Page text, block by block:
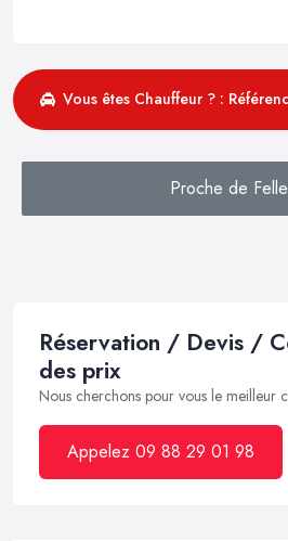
Vous êtes Chauffeur ? :
Proche de
Réservation / Devis /
des prix
Nous cherchons pour vous le meilleur
Appelez 09 88 29 01 98